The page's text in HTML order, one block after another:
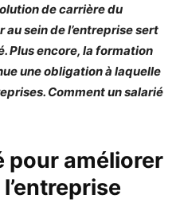
de carrière du
sein de l’entreprise sert
Plus encore, la formation
une obligation à laquelle
Comment un salarié
pour améliorer